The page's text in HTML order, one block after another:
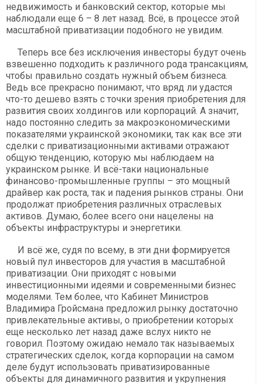
недвижимость и банковский сектор, которые мы
наблюдали еще 6 – 8 лет назад. Всё, в процессе этой
масштабной приватизации подобного не увидим.
Теперь все без исключения инвесторы будут очень
взвешенно подходить к различного рода трансакциям,
чтобы правильно создать нужный объем бизнеса.
Ведь все прекрасно понимают, что вряд ли удастся
что-то дешево взять с точки зрения приобретения для
развития своих холдингов или корпораций. А значит,
надо постоянно следить за макроэкономическими
показателями украинской экономики, так как все эти
сделки с приватизационными активами отражают
общую тенденцию, которую мы наблюдаем на
украинском рынке. И всё-таки национальные
финансово-промышленные группы – это мощный
драйвер как роста, так и падения рынков страны. Они
продолжат приобретения различных отраслевых
активов. Думаю, более всего они нацелены на
объекты инфраструктуры и энергетики.
И всё же, судя по всему, в эти дни формируется
новый пул инвесторов для участия в масштабной
приватизации. Они приходят с новыми
инвестиционными идеями и современными бизнес
моделями. Тем более, что Кабинет Министров
Владимира Гройсмана предложил рынку достаточно
привлекательные активы, о приобретении которых
еще несколько лет назад даже вслух никто не
говорил. Поэтому ожидаю немало так называемых
стратегических сделок, когда корпорации на самом
деле будут использовать приватизированные
объекты для динамичного развития и укрупнения